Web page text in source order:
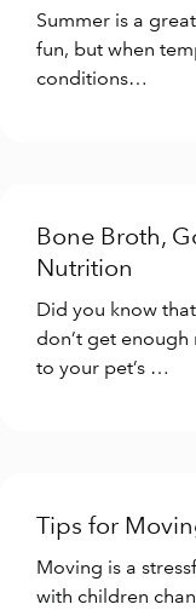
Summer is a
fun, but when
conditions…
Bone Broth,
Nutrition
Did you know
don’t get
to your pet’s …
Tips for
Moving is a
with children